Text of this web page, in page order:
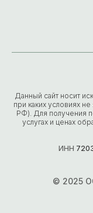
Данный сайт носит
при каких условиях
РФ). Для получения
услугах и ценах
ИНН
© 2025